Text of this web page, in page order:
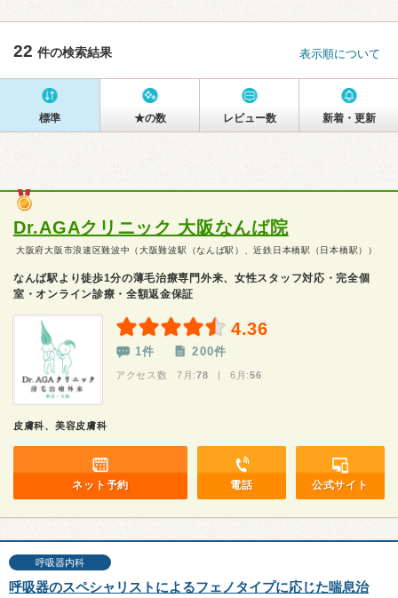
22 件の検索結果 表示順について
標準 ★の数 レビュー数 新着・更新
Dr.AGAクリニック 大阪なんば院
大阪府大阪市浪速区難波中（大阪難波駅（なんば駅）、近鉄日本橋駅（日本橋駅））
なんば駅より徒歩1分の薄毛治療専門外来、女性スタッフ対応・完全個
室・オンライン診療・全額返金保証
4.36
1件 200件
アクセス数 7月:78 | 6月:56
皮膚科、美容皮膚科
ネット予約 電話 公式サイト
呼吸器内科
呼吸器のスペシャリストによるフェノタイプに応じた喘息治